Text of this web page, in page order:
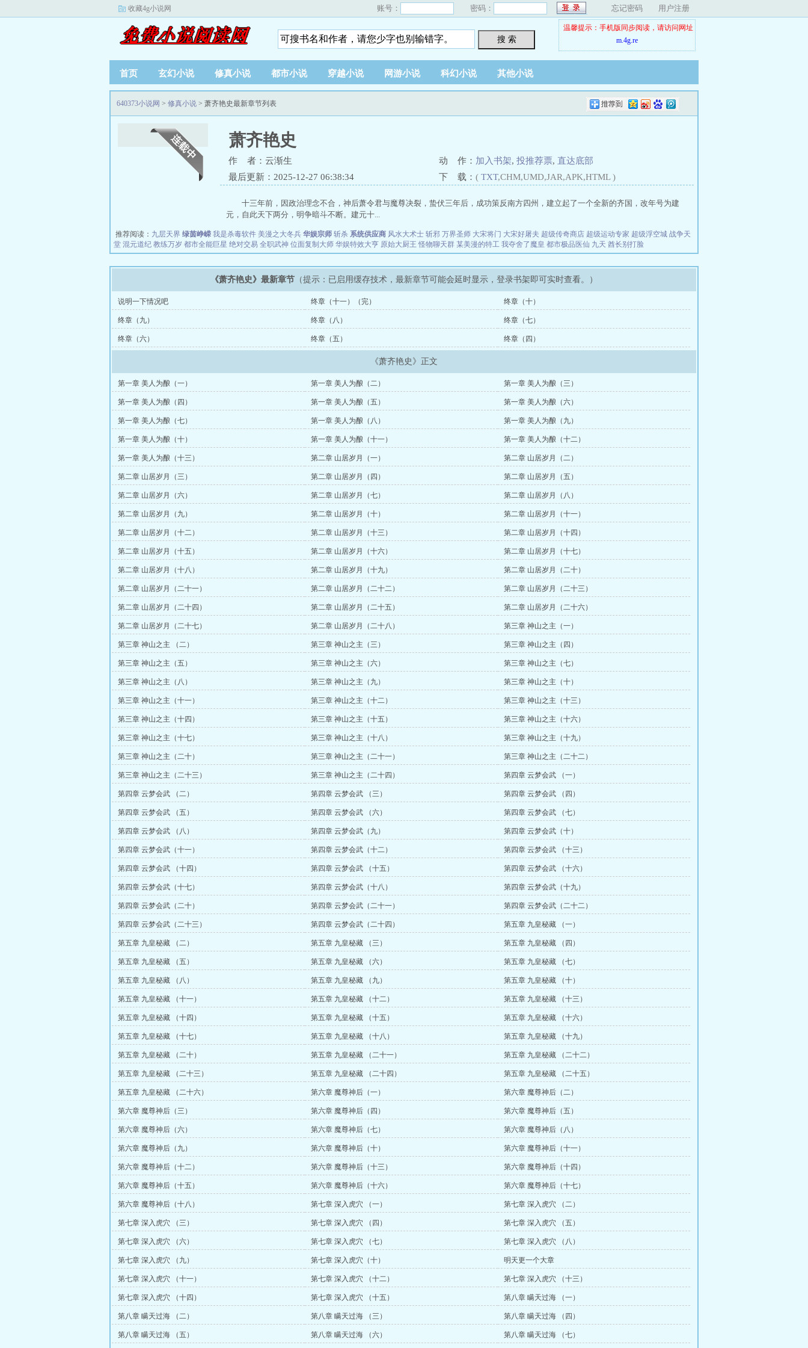
收藏4g小说网 账号： 密码： 忘记密码 用户注册
搜 索
温馨提示：手机版同步阅读，请访问网址
m.4g.re
首页 玄幻小说 修真小说 都市小说 穿越小说 网游小说 科幻小说 其他小说
640373小说网 > 修真小说 > 萧齐艳史最新章节列表
萧齐艳史
作 者：云渐生 动 作： 加入书架, 投推荐票, 直达底部
最后更新：2025-12-27 06:38:34
下 载： ( TXT,CHM,UMD,JAR,APK,HTML )
十三年前，因政治理念不合，神后萧令君与魔尊决裂，蛰伏三年后，成功策反南方四州，建立起了一个全新的齐国，改年号为建
元，自此天下两分，明争暗斗不断。建元十...
推荐阅读： 九层天界 绿茵峥嵘 我是杀毒软件 美漫之大冬兵 华娱宗师 斩杀 系统供应商 风水大术士 斩邪 万界圣师 大宋将门 大宋好屠夫 超级传奇商店 超级运动专家 超级浮空城 战争天
堂 混元道纪 教练万岁 都市全能巨星 绝对交易 全职武神 位面复制大师 华娱特效大亨 原始大厨王 怪物聊天群 某美漫的特工 我夺舍了魔皇 都市极品医仙 九天 酋长别打脸
《萧齐艳史》最新章节 （提示：已启用缓存技术，最新章节可能会延时显示，登录书架即可实时查看。）
说明一下情况吧 终章（十一）（完） 终章（十）
终章（九） 终章（八） 终章（七）
终章（六） 终章（五） 终章（四）
《萧齐艳史》正文
第一章 美人为酿（一） 第一章 美人为酿（二） 第一章 美人为酿（三）
第一章 美人为酿（四） 第一章 美人为酿（五） 第一章 美人为酿（六）
第一章 美人为酿（七） 第一章 美人为酿（八） 第一章 美人为酿（九）
第一章 美人为酿（十） 第一章 美人为酿（十一） 第一章 美人为酿（十二）
第一章 美人为酿（十三） 第二章 山居岁月（一） 第二章 山居岁月（二）
第二章 山居岁月（三） 第二章 山居岁月（四） 第二章 山居岁月（五）
第二章 山居岁月（六） 第二章 山居岁月（七） 第二章 山居岁月（八）
第二章 山居岁月（九） 第二章 山居岁月（十） 第二章 山居岁月（十一）
第二章 山居岁月（十二） 第二章 山居岁月（十三） 第二章 山居岁月（十四）
第二章 山居岁月（十五） 第二章 山居岁月（十六） 第二章 山居岁月（十七）
第二章 山居岁月（十八） 第二章 山居岁月（十九） 第二章 山居岁月（二十）
第二章 山居岁月（二十一） 第二章 山居岁月（二十二） 第二章 山居岁月（二十三）
第二章 山居岁月（二十四） 第二章 山居岁月（二十五） 第二章 山居岁月（二十六）
第二章 山居岁月（二十七） 第二章 山居岁月（二十八） 第三章 神山之主（一）
第三章 神山之主 （二） 第三章 神山之主（三） 第三章 神山之主（四）
第三章 神山之主（五） 第三章 神山之主（六） 第三章 神山之主（七）
第三章 神山之主（八） 第三章 神山之主（九） 第三章 神山之主（十）
第三章 神山之主（十一） 第三章 神山之主（十二） 第三章 神山之主（十三）
第三章 神山之主（十四） 第三章 神山之主（十五） 第三章 神山之主（十六）
第三章 神山之主（十七） 第三章 神山之主（十八） 第三章 神山之主（十九）
第三章 神山之主（二十） 第三章 神山之主（二十一） 第三章 神山之主（二十二）
第三章 神山之主（二十三） 第三章 神山之主（二十四） 第四章 云梦会武 （一）
第四章 云梦会武 （二） 第四章 云梦会武 （三） 第四章 云梦会武 （四）
第四章 云梦会武 （五） 第四章 云梦会武 （六） 第四章 云梦会武 （七）
第四章 云梦会武 （八） 第四章 云梦会武（九） 第四章 云梦会武（十）
第四章 云梦会武（十一） 第四章 云梦会武（十二） 第四章 云梦会武 （十三）
第四章 云梦会武 （十四） 第四章 云梦会武 （十五） 第四章 云梦会武 （十六）
第四章 云梦会武（十七） 第四章 云梦会武（十八） 第四章 云梦会武（十九）
第四章 云梦会武（二十） 第四章 云梦会武（二十一） 第四章 云梦会武（二十二）
第四章 云梦会武（二十三） 第四章 云梦会武（二十四） 第五章 九皇秘藏 （一）
第五章 九皇秘藏 （二） 第五章 九皇秘藏 （三） 第五章 九皇秘藏 （四）
第五章 九皇秘藏 （五） 第五章 九皇秘藏 （六） 第五章 九皇秘藏 （七）
第五章 九皇秘藏 （八） 第五章 九皇秘藏 （九） 第五章 九皇秘藏 （十）
第五章 九皇秘藏 （十一） 第五章 九皇秘藏 （十二） 第五章 九皇秘藏 （十三）
第五章 九皇秘藏 （十四） 第五章 九皇秘藏 （十五） 第五章 九皇秘藏 （十六）
第五章 九皇秘藏 （十七） 第五章 九皇秘藏 （十八） 第五章 九皇秘藏 （十九）
第五章 九皇秘藏 （二十） 第五章 九皇秘藏 （二十一） 第五章 九皇秘藏 （二十二）
第五章 九皇秘藏 （二十三） 第五章 九皇秘藏 （二十四） 第五章 九皇秘藏 （二十五）
第五章 九皇秘藏 （二十六） 第六章 魔尊神后（一） 第六章 魔尊神后（二）
第六章 魔尊神后（三） 第六章 魔尊神后（四） 第六章 魔尊神后（五）
第六章 魔尊神后（六） 第六章 魔尊神后（七） 第六章 魔尊神后（八）
第六章 魔尊神后（九） 第六章 魔尊神后（十） 第六章 魔尊神后（十一）
第六章 魔尊神后（十二） 第六章 魔尊神后（十三） 第六章 魔尊神后（十四）
第六章 魔尊神后（十五） 第六章 魔尊神后（十六） 第六章 魔尊神后（十七）
第六章 魔尊神后（十八） 第七章 深入虎穴 （一） 第七章 深入虎穴 （二）
第七章 深入虎穴 （三） 第七章 深入虎穴 （四） 第七章 深入虎穴 （五）
第七章 深入虎穴 （六） 第七章 深入虎穴 （七） 第七章 深入虎穴 （八）
第七章 深入虎穴 （九） 第七章 深入虎穴（十） 明天更一个大章
第七章 深入虎穴 （十一） 第七章 深入虎穴 （十二） 第七章 深入虎穴 （十三）
第七章 深入虎穴 （十四） 第七章 深入虎穴 （十五） 第八章 瞒天过海 （一）
第八章 瞒天过海 （二） 第八章 瞒天过海 （三） 第八章 瞒天过海 （四）
第八章 瞒天过海 （五） 第八章 瞒天过海 （六） 第八章 瞒天过海 （七）